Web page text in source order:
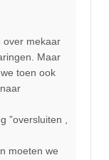
over mekaar
Maar
toen ook
”oversluiten ,
moeten we